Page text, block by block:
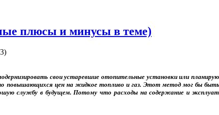
плюсы и минусы в теме)
свои устаревшие отопительные установки или
повышающихся цен на жидкое топливо и газ. Этот метод мог бы
службу в будущем. Потому что расходы на содержание и